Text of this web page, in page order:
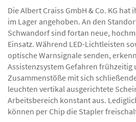
Die Albert Craiss GmbH & Co. KG
im Lager angehoben. An den
Schwandorf sind fortan neue,
Einsatz. Während LED-Lichtleisten
optische Warnsignale senden,
Assistenzsystem Gefahren
Zusammenstöße mit sich
leuchten vertikal ausgerichtete
Arbeitsbereich konstant aus.
können per Chip die Stapler